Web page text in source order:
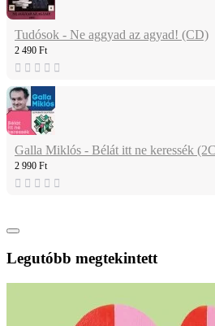
Tudósok - Ne aggyad az agyad! (CD)
2 490 Ft
Galla Miklós - Bélát itt ne keressék
2 990 Ft
Legutóbb megtekintett